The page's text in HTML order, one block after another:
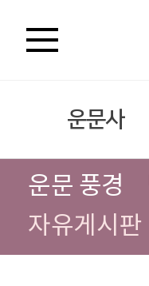
운문사
운문 풍경
자유게시판